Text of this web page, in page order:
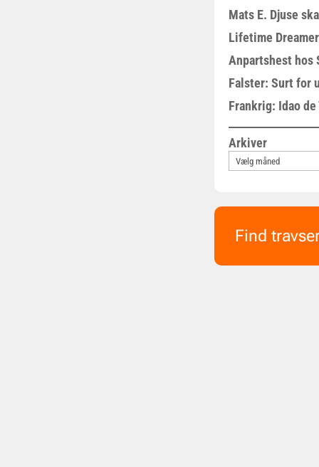
Mats E. Djuse
Lifetime
Anpartshest hos
Falster: Surt for
Frankrig: Idao
Arkiver
Find